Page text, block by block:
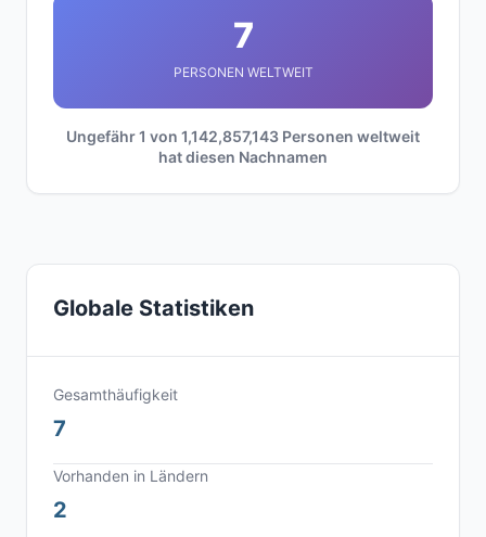
7
PERSONEN WELTWEIT
Ungefähr 1 von 1,142,857,143 Personen weltweit
hat diesen Nachnamen
Globale Statistiken
Gesamthäufigkeit
7
Vorhanden in Ländern
2